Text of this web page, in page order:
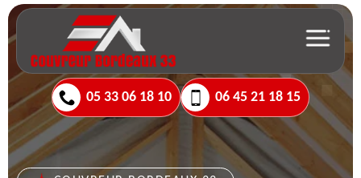
05 33 06 18 10 06 45 21 18 15